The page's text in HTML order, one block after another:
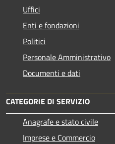
Uffici
Enti e fondazioni
Politici
Personale Amministrativo
Documenti e dati
CATEGORIE DI SERVIZIO
Anagrafe e stato civile
Imprese e Commercio